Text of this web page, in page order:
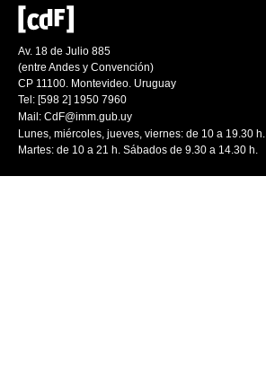
Av. 18 de Julio 885
(entre Andes y Convención)
CP 11100. Montevideo. Uruguay
Tel: [598 2] 1950 7960
Mail: CdF@imm.gub.uy
Lunes, miércoles, jueves, viernes: de 10 a 19.30 h.
Martes: de 10 a 21 h. Sábados de 9.30 a 14.30 h.